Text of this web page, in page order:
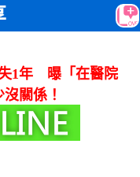
1年 曝「在醫院
關係！